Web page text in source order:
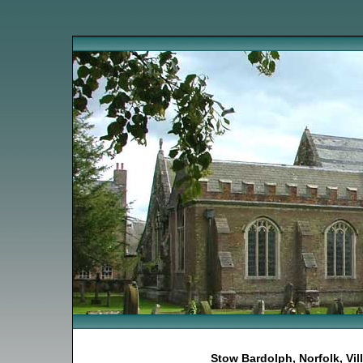
Stow Bardolph, Norfolk,